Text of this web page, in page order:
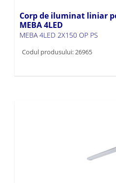
Corp de iluminat liniar
MEBA 4LED
MEBA 4LED 2X150 OP PS
Codul produsului: 26965